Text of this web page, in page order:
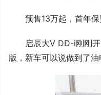
预售13万起，首年
启辰大V DD-i刚刚
版，新车可以说做到了